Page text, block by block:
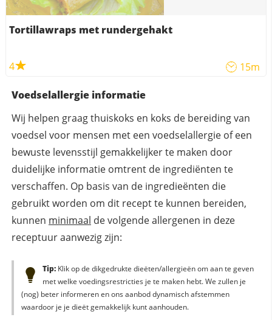
Tortillawraps met rundergehakt
4 15m
Voedselallergie informatie
Wij helpen graag thuiskoks en koks de bereiding van
voedsel voor mensen met een voedselallergie of een
bewuste levensstijl gemakkelijker te maken door
duidelijke informatie omtrent de ingrediënten te
verschaffen. Op basis van de ingredieënten die
gebruikt worden om dit recept te kunnen bereiden,
kunnen minimaal de volgende allergenen in deze
receptuur aanwezig zijn:
Tip:Klik op de dikgedrukte dieëten/allergieën om aan te geven
met welke voedingsrestricties je te maken hebt. We zullen je
(nog) beter informeren en ons aanbod dynamisch afstemmen
waardoor je je dieët gemakkelijk kunt aanhouden.